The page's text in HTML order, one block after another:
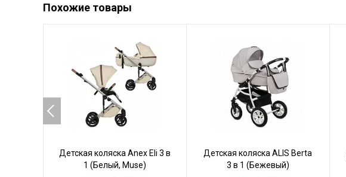
Похожие товары
Детская коляска Anex Eli 3 в
1 (Белый, Muse)
Детская коляска ALIS Berta
3 в 1 (Бежевый)